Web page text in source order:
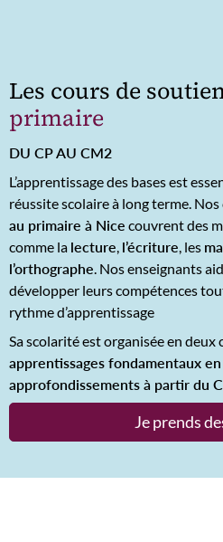
Les cours de
primaire
DU CP AU CM2
L’apprentissage des bases est
réussite scolaire à long terme. Nos
au primaire à Nice couvrent des
comme la lecture, l’écriture, les
l’orthographe. Nos enseignants
développer leurs compétences
rythme d’apprentissage
Sa scolarité est organisée en deux
apprentissages fondamentaux
approfondissements à partir du
Je prends